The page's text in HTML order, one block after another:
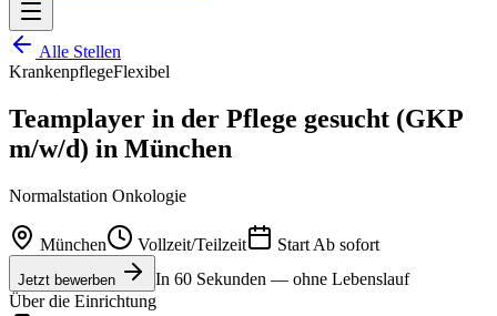
Alle Stellen
KrankenpflegeFlexibel
Teamplayer in der Pflege gesucht (GKP
m/w/d) in München
Normalstation Onkologie
München Vollzeit/Teilzeit Start Ab sofort
Jetzt bewerben
In 60 Sekunden — ohne Lebenslauf
Über die Einrichtung